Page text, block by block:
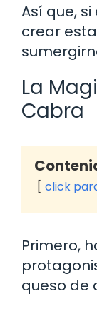
Así que,
crear
La
Cabra
click
Primero,
queso de